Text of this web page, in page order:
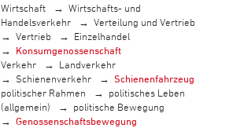
Wirtschaft
Wirtschafts- und
Handelsverkehr
Verteilung und Vertrieb
Vertrieb
Einzelhandel
Konsumgenossenschaft
Verkehr
Landverkehr
Schienenverkehr
Schienenfahrzeug
politischer Rahmen
politisches Leben
(allgemein)
politische Bewegung
Genossenschaftsbewegung